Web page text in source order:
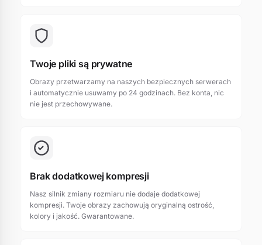
Twoje pliki są prywatne
Obrazy przetwarzamy na naszych bezpiecznych serwerach
i automatycznie usuwamy po 24 godzinach. Bez konta, nic
nie jest przechowywane.
Brak dodatkowej kompresji
Nasz silnik zmiany rozmiaru nie dodaje dodatkowej
kompresji. Twoje obrazy zachowują oryginalną ostrość,
kolory i jakość. Gwarantowane.